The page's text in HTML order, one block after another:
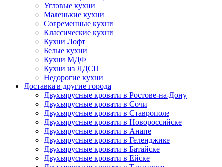
Угловые кухни
Маленькие кухни
Современные кухни
Классические кухни
Кухни Лофт
Белые кухни
Кухни МДФ
Кухни из ЛДСП
Недорогие кухни
Доставка в другие города
Двухъярусные кровати в Ростове-на-Дону
Двухъярусные кровати в Сочи
Двухъярусные кровати в Ставрополе
Двухъярусные кровати в Новороссийске
Двухъярусные кровати в Анапе
Двухъярусные кровати в Геленджике
Двухъярусные кровати в Батайске
Двухъярусные кровати в Ейске